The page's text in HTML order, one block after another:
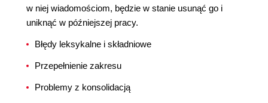
w niej wiadomościom, będzie w stanie usunąć go i
uniknąć w późniejszej pracy.
Błędy leksykalne i składniowe
Przepełnienie zakresu
Problemy z konsolidacją